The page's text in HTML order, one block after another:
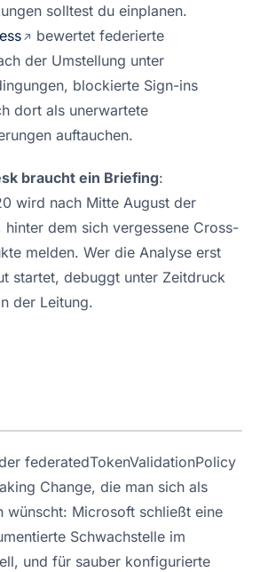
bewertet federierte
der Umstellung unter
blockierte Sign-ins
dort als unerwartete
auftauchen.
braucht ein Briefing:
wird nach Mitte August der
hinter dem sich vergessene Cross-
melden. Wer die Analyse erst
startet, debuggt unter Zeitdruck
der Leitung.
federatedTokenValidationPolicy
Change, die man sich als
wünscht: Microsoft schließt eine
Schwachstelle im
und für sauber konfigurierte